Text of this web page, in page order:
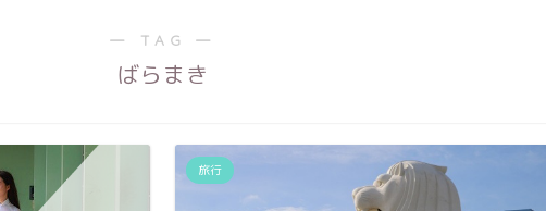
― TAG ―
ばらまき
旅行